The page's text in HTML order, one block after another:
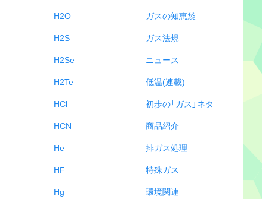
H2O
H2S
H2Se
H2Te
HCl
HCN
He
HF
Hg
ガスの知恵袋
ガス法規
ニュース
低温(連載)
初歩の「ガス」ネタ
商品紹介
排ガス処理
特殊ガス
環境関連